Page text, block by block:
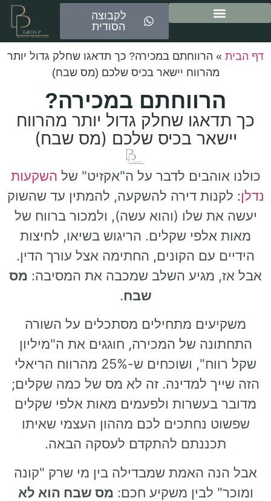
לקבוצה
הסודית
דף הבית » הרווחתם במכירה? כך תדאגו שחלק גדול יותר
מהרווח יישאר בכיס שלכם (מס שבח)
הרווחתם במכירה?
כך תדאגו שחלק גדול יותר מהרווח
יישאר בכיס שלכם (מס שבח)
כולנו אוהבים לדבר על ה"אקזיט" של השקעות
נדלן: לקנות דירה להשקעה, להמתין עד שהשוק
יעשה את שלו (והוא עשה), ולמכור ברווח של
מאות אלפי שקלים. הריגוש בשיאו, לחיצות
הידיים עם הקונים, החתימה אצל עורך הדין.
אבל אז, מגיע השלב שמכבה את המסיבה: מס
שבח.
משקיעים מתחילים מסתכלים על השורה
התחתונה של המכירה, חוגגים את ה"מיליון
שקל רווח", ושוכחים ש-25% מהרווח הריאלי
הזה שייך למדינה. זה לא מס של כמה שקלים;
מדובר בעשרות ולפעמים מאות אלפי שקלים
שפשוט נחתכים לכם מההון העצמי שאיתו
תכננתם להתקדם לעסקה הבאה.
אבל הנה האמת שמבדילה בין מי שרק "קונה
ומוכר" לבין משקיע חכם: מס שבח הוא לא